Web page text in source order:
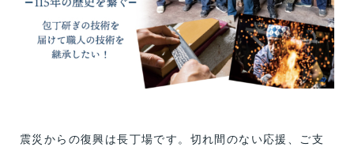
震災からの復興は長丁場です。切れ間のない応援、ご支